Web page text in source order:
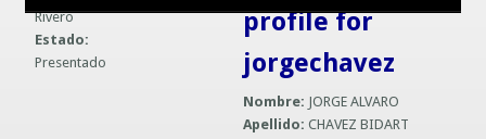
Guías prácticas o proyectos
Guías UCO
Información sobre SPAM y Phising
Rivero
Estado:
Presentado
profile for
jorgechavez
Nombre: JORGE ALVARO
Apellido: CHAVEZ BIDART